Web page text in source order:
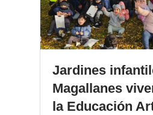
Jardines
Magallanes
la Educación